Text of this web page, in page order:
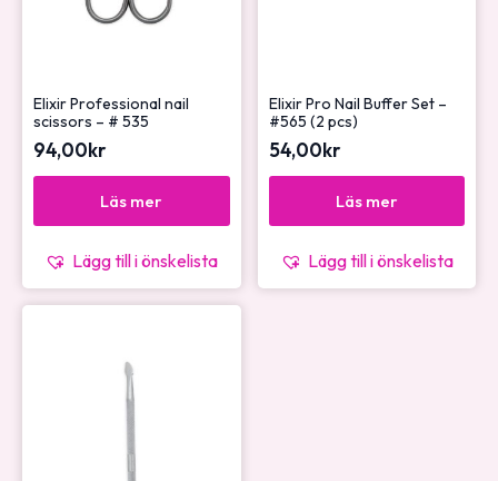
Elixir Professional nail
scissors – # 535
94,00kr
Läs mer
Lägg till i önskelista
Elixir Pro Nail Buffer Set –
#565 (2 pcs)
54,00kr
Läs mer
Lägg till i önskelista